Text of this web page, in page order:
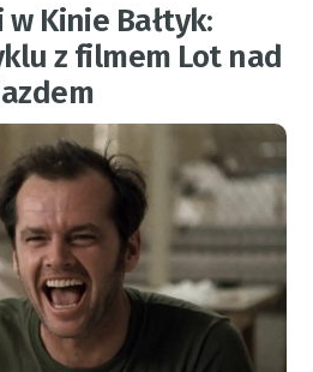
Kinie Bałtyk:
z filmem Lot nad